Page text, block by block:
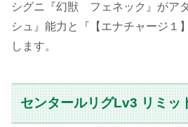
シグニ『幻獣 フェネック』がア
シュ』能力と『【エナチャージ１
します。
センタールリグLv3 リミッ